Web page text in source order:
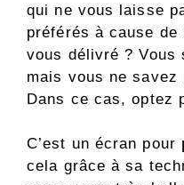
qui ne vous laisse
préférés à cause de
vous délivré ? Vous
mais vous ne
Dans ce cas, optez
C’est un écran pour
cela grâce à sa